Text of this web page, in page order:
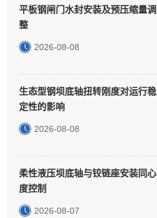
平板钢闸门水封安装及预压缩量调
整
2026-08-08
生态型钢坝底轴扭转刚度对运行稳
定性的影响
2026-08-08
柔性液压坝底轴与铰链座安装同心
度控制
2026-08-07